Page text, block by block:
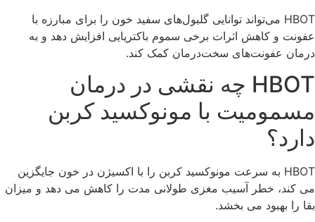
HBOT می‌تواند توانایی گلبول‌های سفید خون را برای مبارزه با
عفونت و کاهش اثرات برخی سموم باکتریایی افزایش دهد و به
درمان عفونت‌های سخت‌درمان کمک کند.
HBOT چه نقشی در درمان
مسمومیت با مونوکسید کربن
دارد؟
HBOT به سرعت مونوکسید کربن را با اکسیژن در خون جایگزین
می کند، خطر آسیب مغزی طولانی مدت را کاهش می دهد و میزان
بقا را بهبود می بخشد.